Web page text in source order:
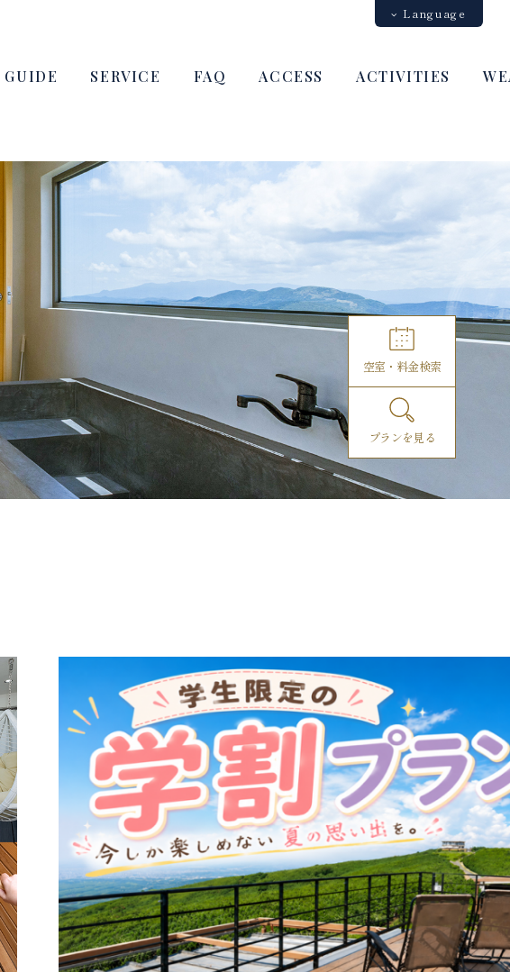
空室・料金検索
プランを見る
GUIDE SERVICE FAQ ACCESS ACTIVITIES
Language